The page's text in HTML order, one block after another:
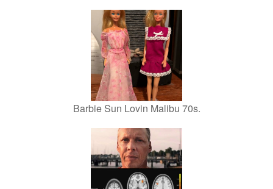
Barbie Sun Lovin Malibu 70s.